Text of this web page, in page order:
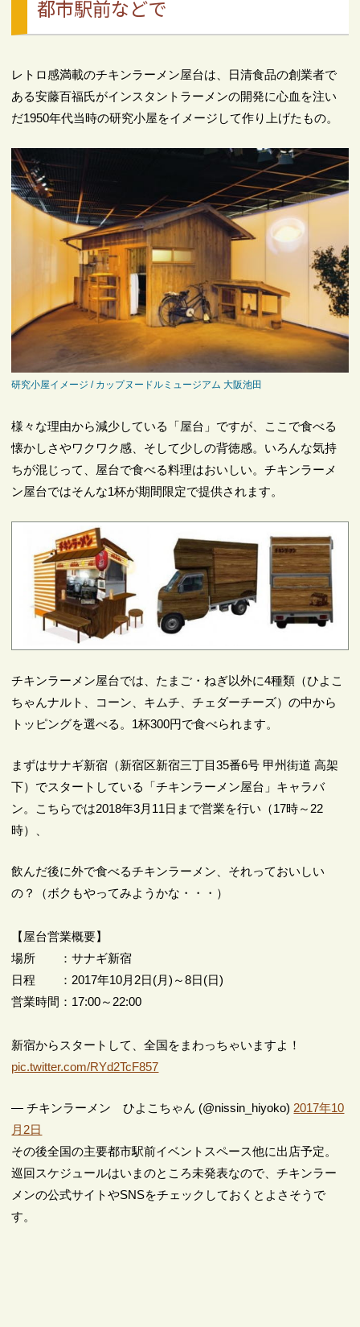
都市駅前などで
レトロ感満載のチキンラーメン屋台は、日清食品の創業者で
ある安藤百福氏がインスタントラーメンの開発に心血を注い
だ1950年代当時の研究小屋をイメージして作り上げたもの。
研究小屋イメージ / カップヌードルミュージアム 大阪池田
様々な理由から減少している「屋台」ですが、ここで食べる
懐かしさやワクワク感、そして少しの背徳感。いろんな気持
ちが混じって、屋台で食べる料理はおいしい。チキンラーメ
ン屋台ではそんな1杯が期間限定で提供されます。
チキンラーメン屋台では、たまご・ねぎ以外に4種類（ひよこ
ちゃんナルト、コーン、キムチ、チェダーチーズ）の中から
トッピングを選べる。1杯300円で食べられます。
まずはサナギ新宿（新宿区新宿三丁目35番6号 甲州街道 高架
下）でスタートしている「チキンラーメン屋台」キャラバ
ン。こちらでは2018年3月11日まで営業を行い（17時～22
時）、
飲んだ後に外で食べるチキンラーメン、それっておいしい
の？（ボクもやってみようかな・・・）
【屋台営業概要】
場所 ：サナギ新宿
日程 ：2017年10月2日(月)～8日(日)
営業時間：17:00～22:00
新宿からスタートして、全国をまわっちゃいますよ！
pic.twitter.com/RYd2TcF857
— チキンラーメン ひよこちゃん (@nissin_hiyoko) 2017年10
月2日
その後全国の主要都市駅前イベントスペース他に出店予定。
巡回スケジュールはいまのところ未発表なので、チキンラー
メンの公式サイトやSNSをチェックしておくとよさそうで
す。